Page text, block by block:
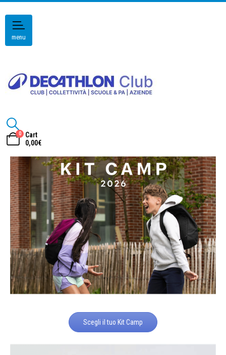
menu
0
Cart
0,00€
Scegli il tuo Kit Camp